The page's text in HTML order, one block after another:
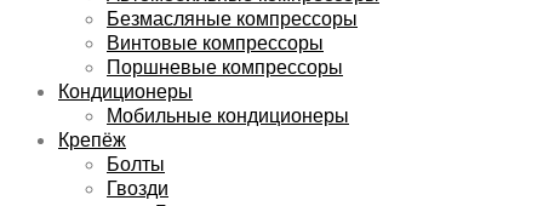
Безмасляные компрессоры
Винтовые компрессоры
Поршневые компрессоры
Кондиционеры
Мобильные кондиционеры
Крепёж
Болты
Гвозди